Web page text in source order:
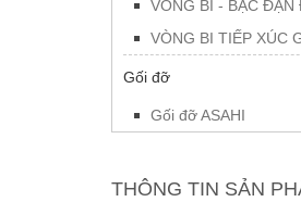
VÒNG BI - BẠC ĐẠN
VÒNG BI TIẾP XÚC
Gối đỡ
Gối đỡ ASAHI
THÔNG TIN SẢN